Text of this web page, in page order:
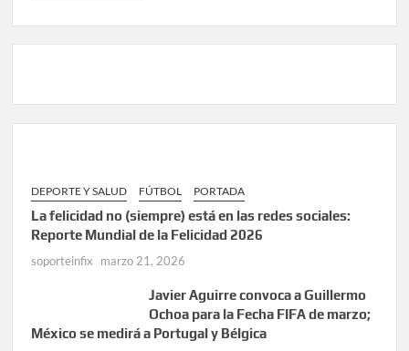
DEPORTE Y SALUD FÚTBOL PORTADA
La felicidad no (siempre) está en las redes sociales:
Reporte Mundial de la Felicidad 2026
soporteinfix marzo 21, 2026
Javier Aguirre convoca a Guillermo
Ochoa para la Fecha FIFA de marzo;
México se medirá a Portugal y Bélgica